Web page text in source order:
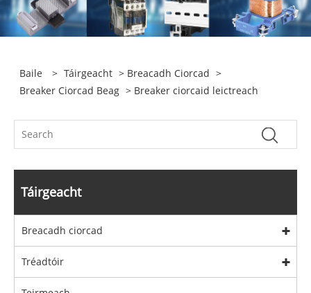
Baile > Táirgeacht > Breacadh Ciorcad >
Breaker Ciorcad Beag > Breaker ciorcaid leictreach
Táirgeacht
Breacadh ciorcad
Tréadtóir